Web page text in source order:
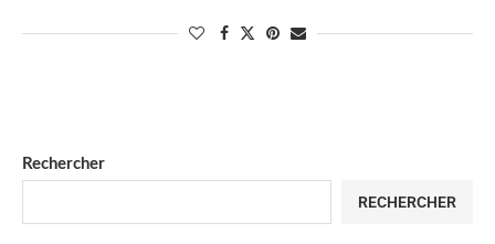
Rechercher
RECHERCHER